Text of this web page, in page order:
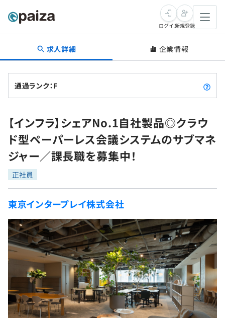
転職・キャリア
転職成功ガイド
転職エージェント
インタビュー
転職成功ガイド
新卒就活
求人検索
本選考
インターン
新卒エージェント
イベント・セミナー
インタビュー
就活成功ガイド
学習
問題集
4択課題
ナレッジ
リファレンス
プラン
個人向けプラン
プログラミング言語
評価結果一覧
再チャレンジ結果一覧
ゲーム・マンガ
Tech Team Journal
paiza times
note
paizaとは？
ログイン新規登録
求人詳細 企業情報
通過ランク：F
【インフラ】シェアNo.1自社製品◎クラウ
ド型ペーパーレス会議システムのサブマネ
ジャー／課長職を募集中！
正社員
東京インタープレイ株式会社